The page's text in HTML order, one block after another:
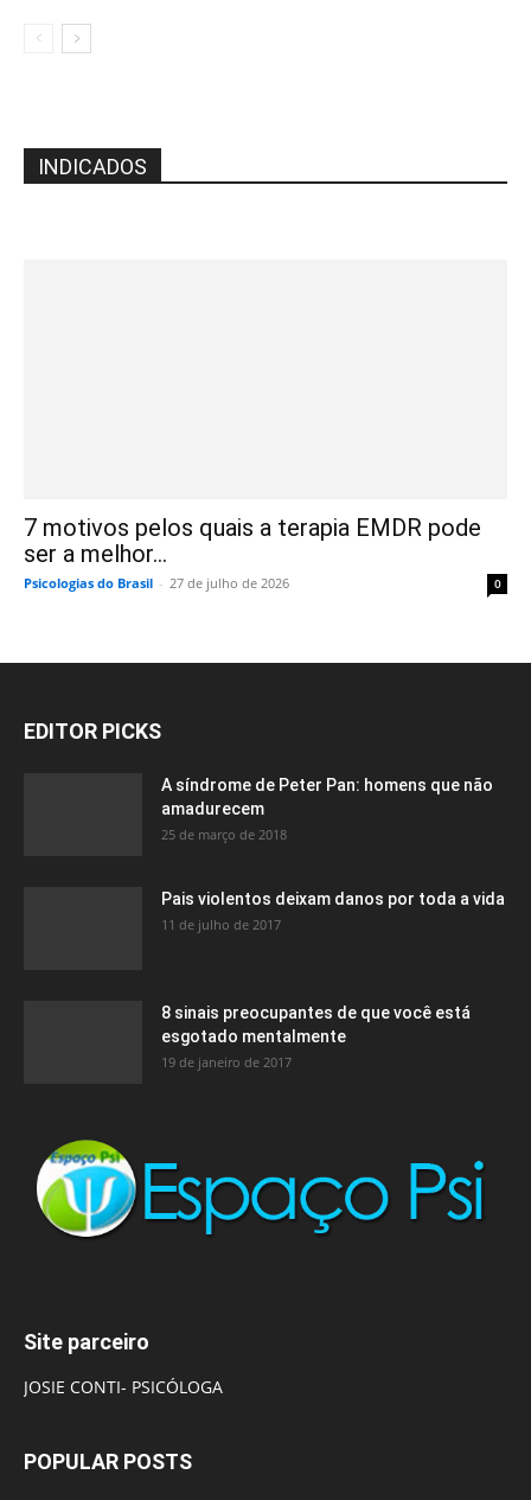
INDICADOS
7 motivos pelos quais a terapia EMDR pode
ser a melhor...
Psicologias do Brasil - 27 de julho de 2026 0
EDITOR PICKS
A síndrome de Peter Pan: homens que não
amadurecem
25 de março de 2018
Pais violentos deixam danos por toda a vida
11 de julho de 2017
8 sinais preocupantes de que você está
esgotado mentalmente
19 de janeiro de 2017
Site parceiro
JOSIE CONTI- PSICÓLOGA
POPULAR POSTS